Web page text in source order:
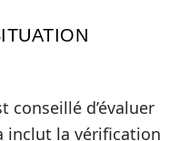
conseillé d’évaluer
inclut la vérification